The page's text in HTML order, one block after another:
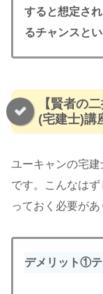
すると想定さ
るチャンスとい
【賢者の
(宅建士)講
ユーキャンの宅
です。こんなは
っておく必要があ
デメリット①